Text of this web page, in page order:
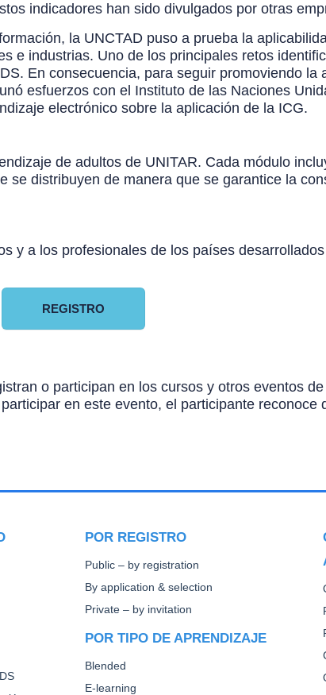
indicadores han sido divulgados por otras
la UNCTAD puso a prueba la
e industrias. Uno de los principales retos
En consecuencia, para seguir promoviendo la
esfuerzos con el Instituto de las Naciones
electrónico sobre la aplicación de la ICG.
de adultos de UNITAR. Cada módulo
distribuyen de manera que se garantice la
y a los profesionales de los países
REGISTRO
o participan en los cursos y otros eventos
en este evento, el participante reconoce
POR REGISTRO
Public – by registration
By application & selection
Private – by invitation
POR TIPO DE APRENDIZAJE
Blended
E-learning